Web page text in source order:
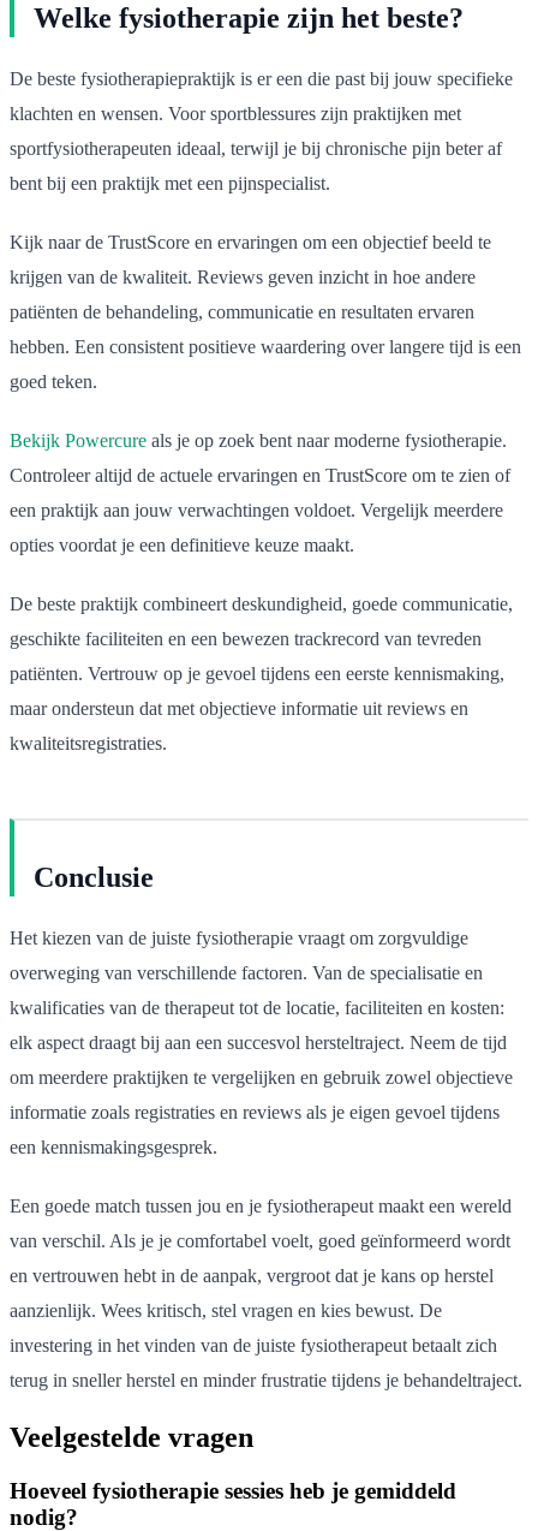
Welke fysiotherapie zijn het beste?
De beste fysiotherapiepraktijk is er een die past bij jouw specifieke
klachten en wensen. Voor sportblessures zijn praktijken met
sportfysiotherapeuten ideaal, terwijl je bij chronische pijn beter af
bent bij een praktijk met een pijnspecialist.
Kijk naar de TrustScore en ervaringen om een objectief beeld te
krijgen van de kwaliteit. Reviews geven inzicht in hoe andere
patiënten de behandeling, communicatie en resultaten ervaren
hebben. Een consistent positieve waardering over langere tijd is een
goed teken.
Bekijk Powercure als je op zoek bent naar moderne fysiotherapie.
Controleer altijd de actuele ervaringen en TrustScore om te zien of
een praktijk aan jouw verwachtingen voldoet. Vergelijk meerdere
opties voordat je een definitieve keuze maakt.
De beste praktijk combineert deskundigheid, goede communicatie,
geschikte faciliteiten en een bewezen trackrecord van tevreden
patiënten. Vertrouw op je gevoel tijdens een eerste kennismaking,
maar ondersteun dat met objectieve informatie uit reviews en
kwaliteitsregistraties.
Conclusie
Het kiezen van de juiste fysiotherapie vraagt om zorgvuldige
overweging van verschillende factoren. Van de specialisatie en
kwalificaties van de therapeut tot de locatie, faciliteiten en kosten:
elk aspect draagt bij aan een succesvol hersteltraject. Neem de tijd
om meerdere praktijken te vergelijken en gebruik zowel objectieve
informatie zoals registraties en reviews als je eigen gevoel tijdens
een kennismakingsgesprek.
Een goede match tussen jou en je fysiotherapeut maakt een wereld
van verschil. Als je je comfortabel voelt, goed geïnformeerd wordt
en vertrouwen hebt in de aanpak, vergroot dat je kans op herstel
aanzienlijk. Wees kritisch, stel vragen en kies bewust. De
investering in het vinden van de juiste fysiotherapeut betaalt zich
terug in sneller herstel en minder frustratie tijdens je behandeltraject.
Veelgestelde vragen
Hoeveel fysiotherapie sessies heb je gemiddeld
nodig?